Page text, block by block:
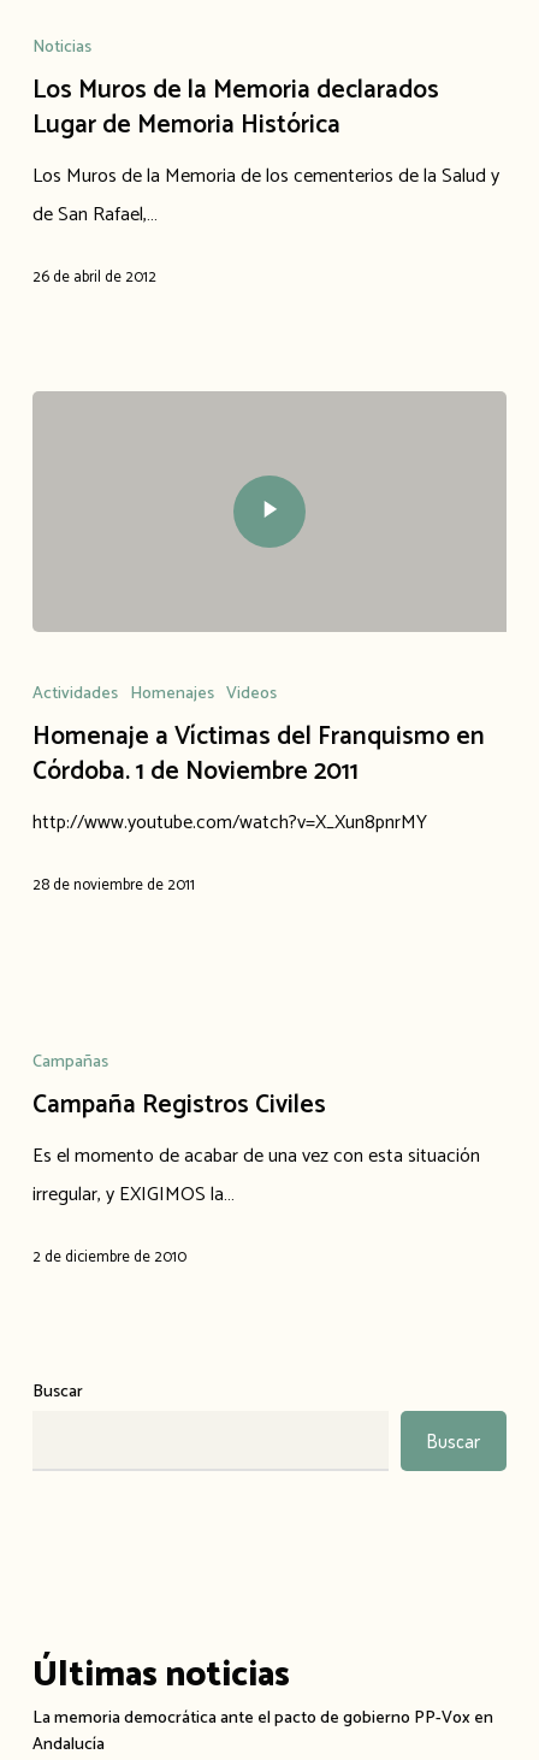
Muros
de
la
de
Noticias
Los Muros de la Memoria declarados
Lugar de Memoria Histórica
Los Muros de la Memoria de los cementerios de la Salud y
de San Rafael,…
26 de abril de 2012
Actividades Homenajes Videos
Homenaje a Víctimas del Franquismo en
Córdoba. 1 de Noviembre 2011
http://www.youtube.com/watch?v=X_Xun8pnrMY
28 de noviembre de 2011
Registros
Civiles
Campañas
Campaña Registros Civiles
Es el momento de acabar de una vez con esta situación
irregular, y EXIGIMOS la…
2 de diciembre de 2010
Buscar
Buscar
Últimas noticias
La memoria democrática ante el pacto de gobierno PP-Vox en
Andalucía